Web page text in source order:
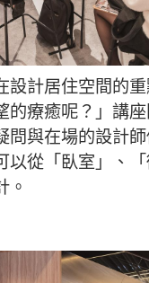
設計居住空間的
的療癒呢？」講
問與在場的設計
以從「臥室」、
。